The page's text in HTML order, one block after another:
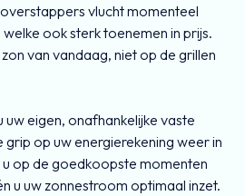
vlucht momenteel
ook sterk toenemen in prijs.
van vandaag, niet op de grillen
uw eigen, onafhankelijke vaste
op uw energierekening weer in
op de goedkoopste momenten
u uw zonnestroom optimaal inzet.